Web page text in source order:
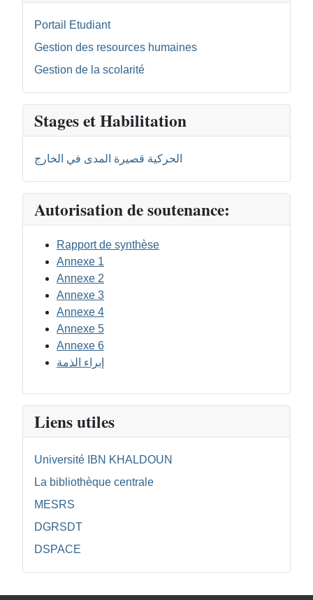
Portail Etudiant
Gestion des resources humaines
Gestion de la scolarité
Stages et Habilitation
الحركية قصيرة المدى في الخارج
Autorisation de soutenance:
Rapport de synthèse
Annexe 1
Annexe 2
Annexe 3
Annexe 4
Annexe 5
Annexe 6
إبراء الذمة
Liens utiles
Université IBN KHALDOUN
La bibliothèque centrale
MESRS
DGRSDT
DSPACE